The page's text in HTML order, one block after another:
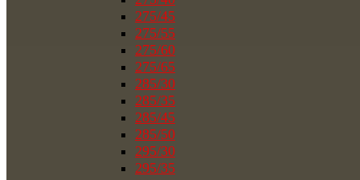
275/45
275/55
275/60
275/65
285/30
285/35
285/45
285/50
295/30
295/35